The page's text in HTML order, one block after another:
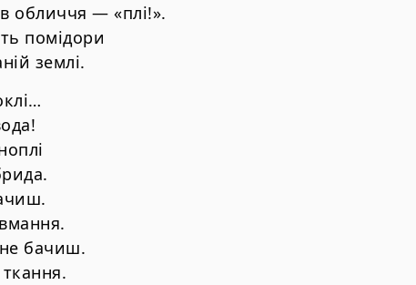
— «плі!».
помідори
землі.
бачиш.